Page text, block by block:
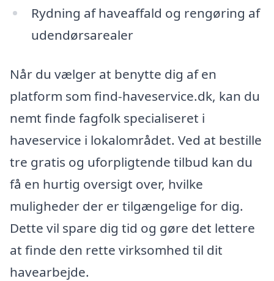
Rydning af haveaffald og rengøring af
udendørsarealer
Når du vælger at benytte dig af en
platform som find-haveservice.dk, kan du
nemt finde fagfolk specialiseret i
haveservice i lokalområdet. Ved at bestille
tre gratis og uforpligtende tilbud kan du
få en hurtig oversigt over, hvilke
muligheder der er tilgængelige for dig.
Dette vil spare dig tid og gøre det lettere
at finde den rette virksomhed til dit
havearbejde.